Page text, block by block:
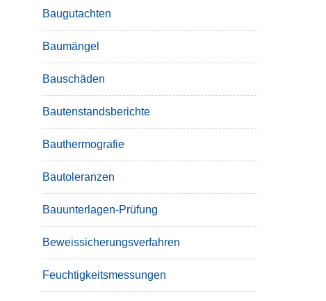
Baugutachten
Baumängel
Bauschäden
Bautenstandsberichte
Bauthermografie
Bautoleranzen
Bauunterlagen-Prüfung
Beweissicherungsverfahren
Feuchtigkeitsmessungen